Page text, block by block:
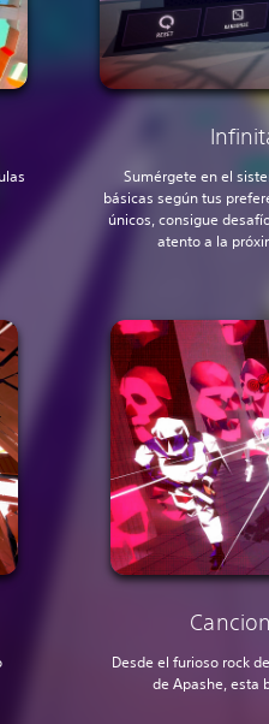
Sumérgete en el
básicas según tus
únicos, consigue
atento a la
Desde el furioso rock
de Apashe, esta